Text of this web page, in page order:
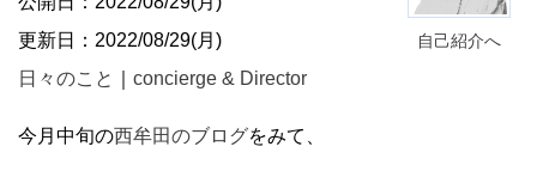
自己紹介へ
更新日：2022/08/29(月)
日々のこと
concierge & Director
今月中旬の西牟田のブログをみて、